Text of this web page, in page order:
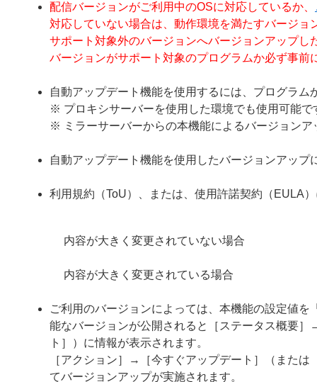
配信バージョンがご利用中のOSに対応しているか、
対応していない場合は、動作環境を満たすバージ
サポート対象外のバージョンへバージョンアップ
バージョンがサポート対象のプログラムか必ず事前
自動アップデート機能を使用するには、プログラ
※ プロキシサーバーを使用した環境でも使用可能で
※ ミラーサーバーからの本機能によるバージョンア
自動アップデート機能を使用したバージョンアッ
利用規約（ToU）、または、使用許諾契約（EULA
内容が大きく変更されていない場合
内容が大きく変更されている場合
ご利用のバージョンによっては、本機能の設定値
能なバージョンが公開されると［ステータス概要
ト］）に情報が表示されます。
［アクション］→［今すぐアップデート］（また
てバージョンアップが実施されます。